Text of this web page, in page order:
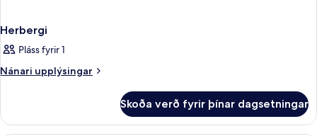
Herbergi
Pláss fyrir 1
Nánari upplýsingar
Nánari
Skoða verð fyrir þínar dagsetningar